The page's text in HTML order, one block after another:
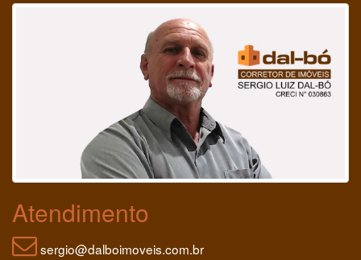
Atendimento
sergio@dalboimoveis.com.br